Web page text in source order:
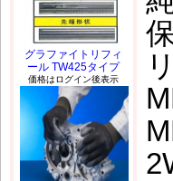
グラファイトリフィ
ール TW425タイプ
価格はログイン後表示